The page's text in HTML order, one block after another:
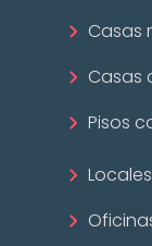
Casas
Casas
Pisos